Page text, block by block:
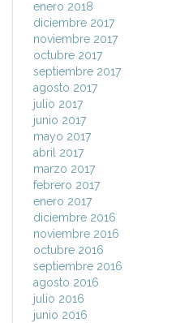
enero 2018
diciembre 2017
noviembre 2017
octubre 2017
septiembre 2017
agosto 2017
julio 2017
junio 2017
mayo 2017
abril 2017
marzo 2017
febrero 2017
enero 2017
diciembre 2016
noviembre 2016
octubre 2016
septiembre 2016
agosto 2016
julio 2016
junio 2016